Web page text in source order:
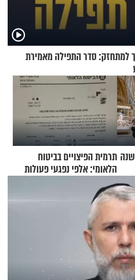
למתחזק: סדר התפילה מאמירת
צרפת: שרשרת בת 2,500 שנה תרמית הפיצויים בביטוח
הלאומי: אלפי נפגעי פעולות
איבה קיבלו כספים במירמה